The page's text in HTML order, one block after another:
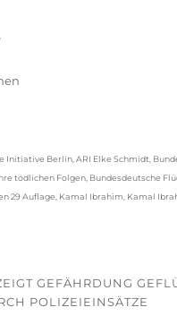
Initiative Berlin ,ARI Elke Schmidt
tödlichen Folgen Bundesdeutsche
29 Auflage Kamal Ibrahim Kamal
GEFÄHRDUNG
POLIZEIEINSÄTZE